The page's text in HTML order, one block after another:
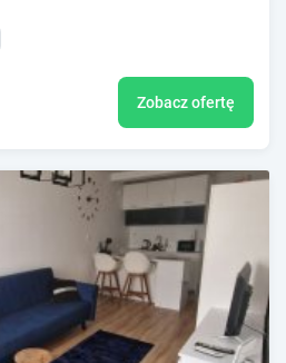
Zobacz ofertę